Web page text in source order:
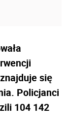
się
Policjanci
104 142